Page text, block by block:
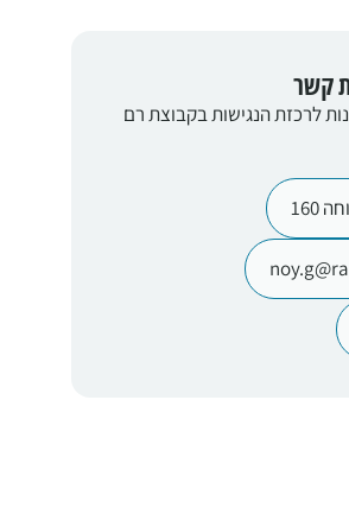
קשר
לרכזת הנגישות בקבוצת רם